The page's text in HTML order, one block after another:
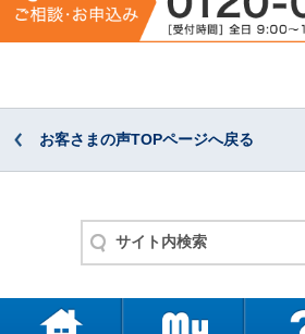
お客さまの声TOPページへ戻る